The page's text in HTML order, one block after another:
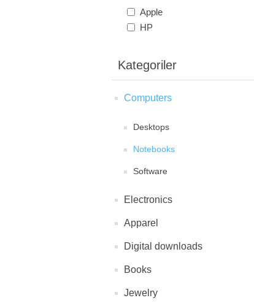
Apple
HP
Kategoriler
Computers
Desktops
Notebooks
Software
Electronics
Apparel
Digital downloads
Books
Jewelry